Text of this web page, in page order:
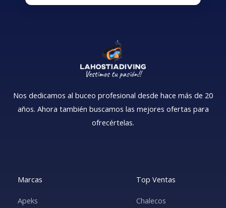
Nos dedicamos al buceo profesional desde hace más de 20
años. Ahora también buscamos las mejores ofertas para
ofrecértelas.
Marcas
Apeks
Top Ventas
Chalecos